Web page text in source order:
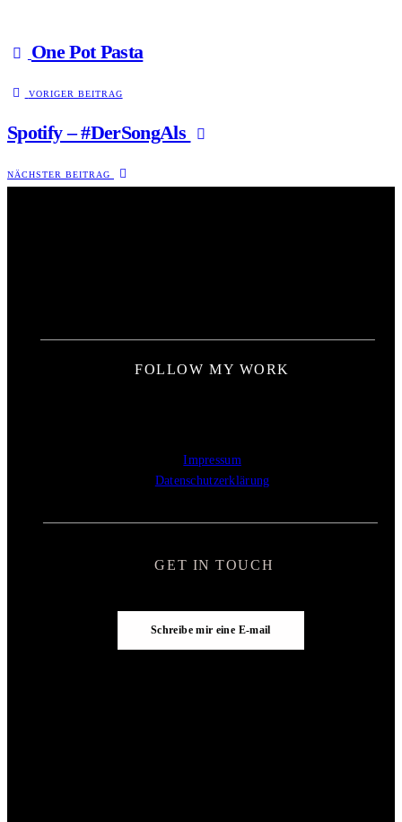
One Pot Pasta
VORIGER BEITRAG
Spotify – #DerSongAls
NÄCHSTER BEITRAG
FOLLOW MY WORK
GET IN TOUCH
Schreibe mir eine E-mail
Impressum
Datenschutzerklärung